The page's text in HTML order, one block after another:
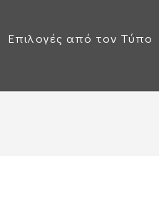
Επιλογές από τον Τύπο